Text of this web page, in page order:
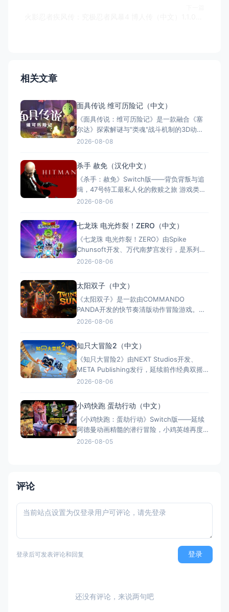
相关文章
面具传说 维可历险记（中文）
《面具传说：维可历险记》是一款融合《塞
尔达》探索解谜与"类魂"战斗机制的3D动作
冒险游戏。玩家扮演冒险家维可，在奇幻世
程，Switch版售价$21.99。Steam玩家评
测"多半好评"，好评率85%，以创意谜题与扎
实的打击
2026-08-08
杀手 赦免（汉化中文）
《杀手：赦免》Switch版——背负背叛与追
缉，47号特工最私人化的救赎之旅 游戏类
型：动作冒险类（第三人称潜行暗杀 × 动作
称：杀手：赦免（官方繁体中文定名） 美国
名称：Hitman: Absoluti
2026-08-06
七龙珠 电光炸裂！ZERO（中文）
《七龙珠 电光炸裂！ZERO》由Spike
Chunsoft开发、万代南梦宫发行，是系列暌
违17年的正统续作。Switch及Switch 2双平
的高速3D格斗为核心，支持体感操控与全区
中文，融合故事、竞技与创作多种模式。
2026-08-06
太阳双子（中文）
《太阳双子》是一款由COMMANDO
PANDA开发的快节奏清版动作冒险游戏。双
胞胎兄弟为拯救被掳走的妹妹，踏上横跨荒
佳选择；25个手工关卡、史诗头目战与即时
强化系统带来丰富体验。全区中文支持，容
量仅1GB，Switch/S
2026-08-06
知只大冒险2（中文）
《知只大冒险2》由NEXT Studios开发、
META Publishing发行，延续前作经典双摇
杆控制双腿的玩法，首次支持最多4人联机合
持跨平台联机与全区中文，2025年11月5日
全平台发售，Switch港服约73
2026-08-06
小鸡快跑 蛋劫行动（中文）
《小鸡快跑：蛋劫行动》Switch版——延续
阿德曼动画精髓的潜行冒险，小鸡英雄再度
集结 游戏类型：动作冒险类（潜行 × 动作平
2026-08-05
评论
登录后可发表评论和回复 登录
还没有评论，来说两句吧